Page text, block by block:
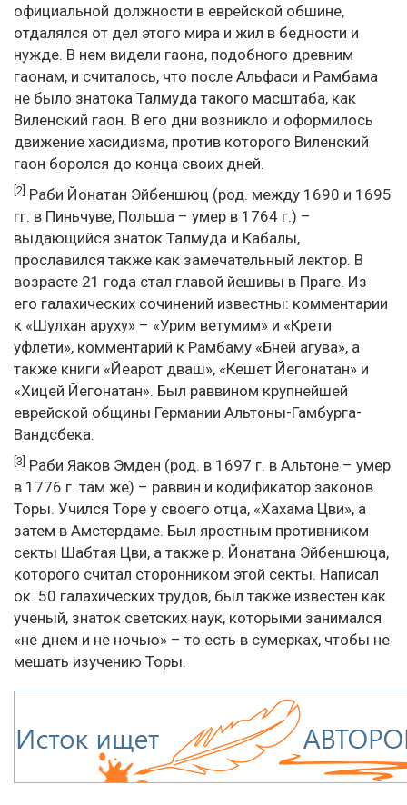
официальной должности в еврейской обшине,
отдалялся от дел этого мира и жил в бедности и
нужде. В нем видели гаона, подобного древним
гаонам, и считалось, что после Альфаси и Рамбама
не было знатока Талмуда такого масштаба, как
Виленский гаон. В его дни возникло и оформилось
движение хасидизма, против которого Виленский
гаон боролся до конца своих дней.
[2] Раби Йонатан Эйбеншюц (род. между 1690 и 1695
гг. в Пиньчуве, Польша – умер в 1764 г.) –
выдающийся знаток Талмуда и Кабалы,
прославился также как замечательный лектор. В
возрасте 21 года стал главой йешивы в Праге. Из
его галахических сочинений известны: комментарии
к «Шулхан аруху» – «Урим ветумим» и «Крети
уфлети», комментарий к Рамбаму «Бней агува», а
также книги «Йеарот дваш», «Кешет Йегонатан» и
«Хицей Йегонатан». Был раввином крупнейшей
еврейской общины Германии Альтоны-Гамбурга-
Вандсбека.
[3] Раби Яаков Эмден (род. в 1697 г. в Альтоне – умер
в 1776 г. там же) – раввин и кодификатор законов
Торы. Учился Торе у своего отца, «Хахама Цви», а
затем в Амстердаме. Был яростным противником
секты Шабтая Цви, а также р. Йонатана Эйбеншюца,
которого считал сторонником этой секты. Написал
ок. 50 галахических трудов, был также известен как
ученый, знаток светских наук, которыми занимался
«не днем и не ночью» – то есть в сумерках, чтобы не
мешать изучению Торы.